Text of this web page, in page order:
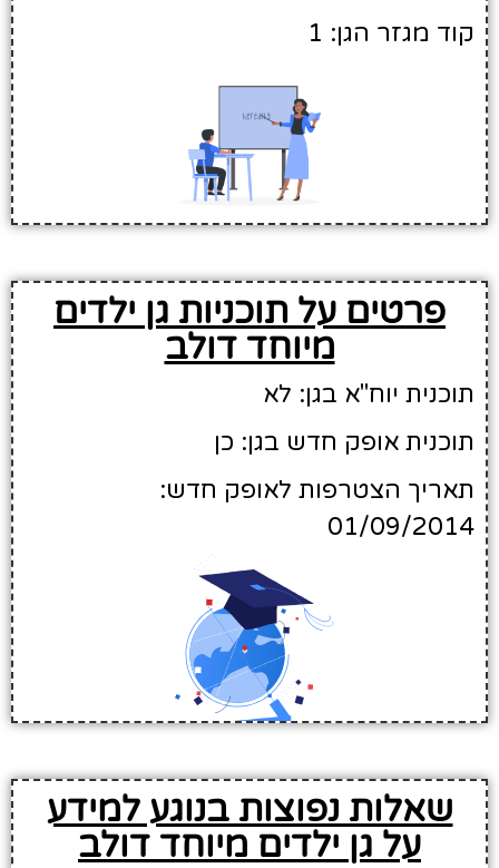
קוד מגזר הגן: 1
פרטים על תוכניות גן ילדים
מיוחד דולב
תוכנית יוח"א בגן: לא
תוכנית אופק חדש בגן: כן
תאריך הצטרפות לאופק חדש:
01/09/2014
שאלות נפוצות בנוגע למידע
על גן ילדים מיוחד דולב